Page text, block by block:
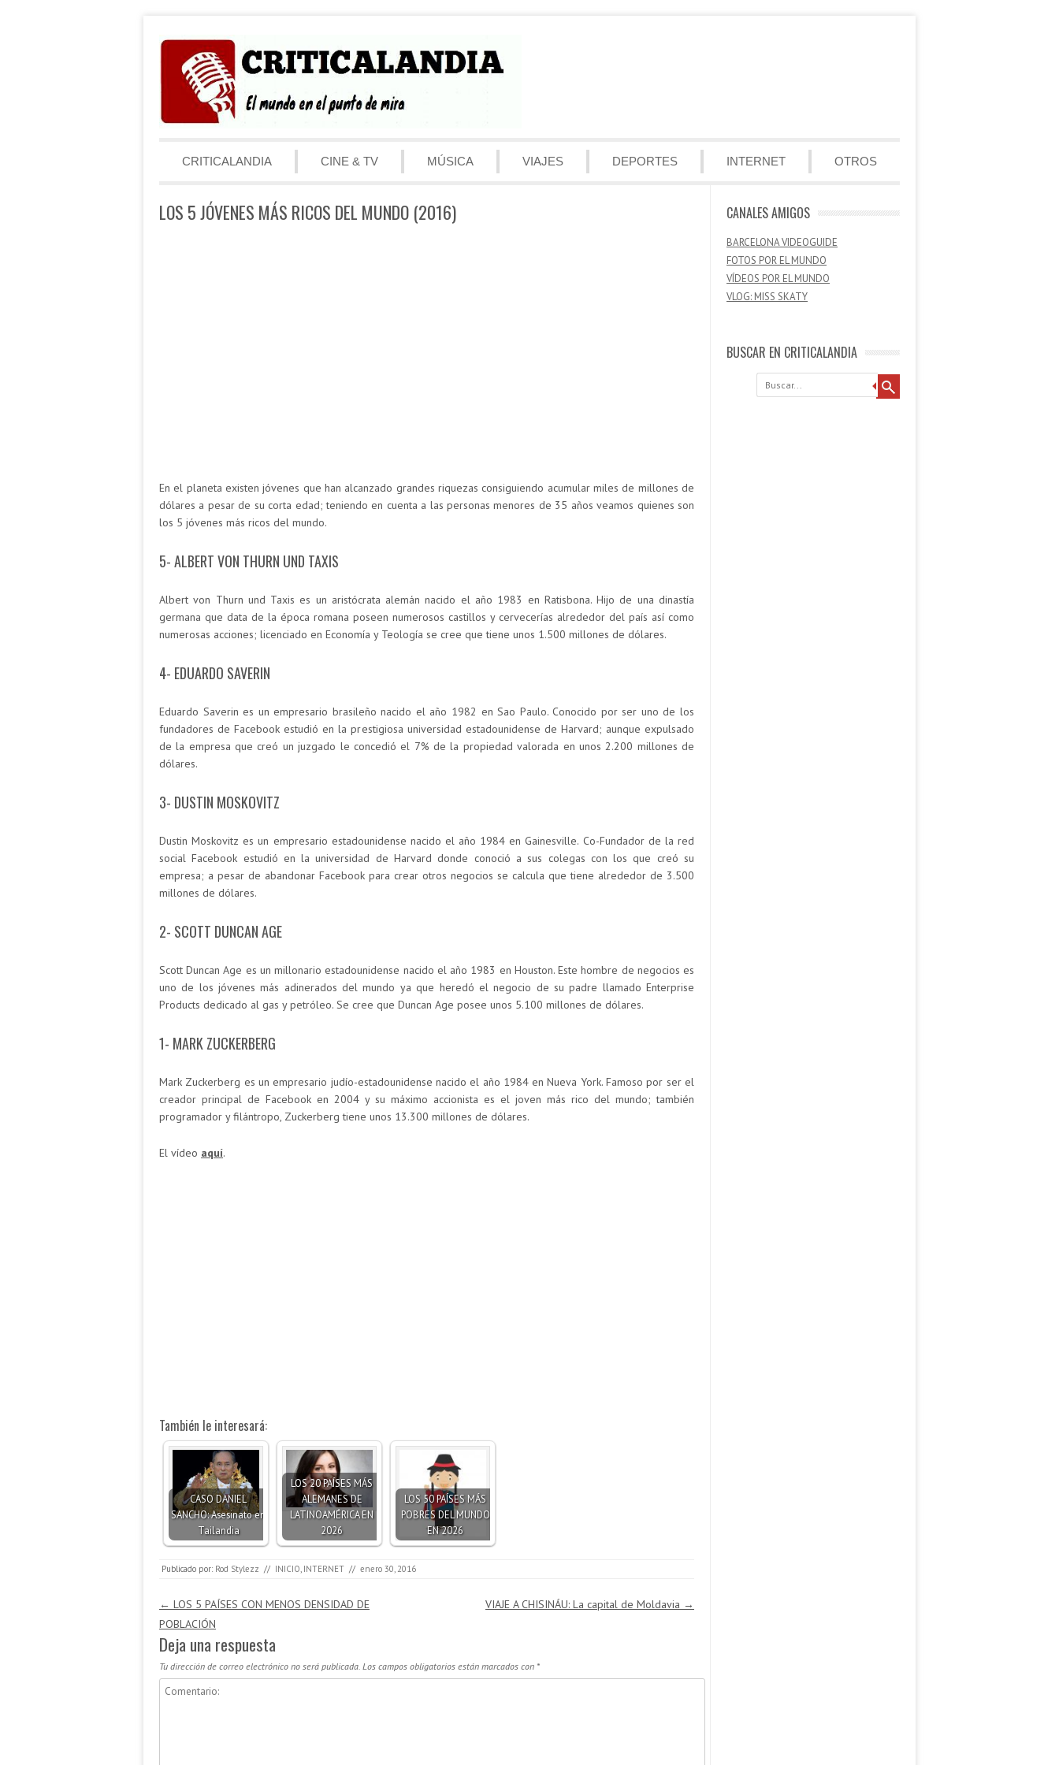
Menú
CRITICALANDIA
CINE & TV MÚSICA VIAJES DEPORTES INTERNET OTROS
LOS 5 JÓVENES MÁS RICOS DEL MUNDO (2016)
En el planeta existen jóvenes que han alcanzado grandes riquezas consiguiendo acumular miles de millones de
dólares a pesar de su corta edad; teniendo en cuenta a las personas menores de 35 años veamos quienes son
los 5 jóvenes más ricos del mundo.
5- ALBERT VON THURN UND TAXIS
Albert von Thurn und Taxis es un aristócrata alemán nacido el año 1983 en Ratisbona. Hijo de una dinastía
germana que data de la época romana poseen numerosos castillos y cervecerías alrededor del país así como
numerosas acciones; licenciado en Economía y Teología se cree que tiene unos 1.500 millones de dólares.
4- EDUARDO SAVERIN
Eduardo Saverin es un empresario brasileño nacido el año 1982 en Sao Paulo. Conocido por ser uno de los
fundadores de Facebook estudió en la prestigiosa universidad estadounidense de Harvard; aunque expulsado
de la empresa que creó un juzgado le concedió el 7% de la propiedad valorada en unos 2.200 millones de
dólares.
3- DUSTIN MOSKOVITZ
Dustin Moskovitz es un empresario estadounidense nacido el año 1984 en Gainesville. Co-Fundador de la red
social Facebook estudió en la universidad de Harvard donde conoció a sus colegas con los que creó su
empresa; a pesar de abandonar Facebook para crear otros negocios se calcula que tiene alrededor de 3.500
millones de dólares.
2- SCOTT DUNCAN AGE
Scott Duncan Age es un millonario estadounidense nacido el año 1983 en Houston. Este hombre de negocios es
uno de los jóvenes más adinerados del mundo ya que heredó el negocio de su padre llamado Enterprise
Products dedicado al gas y petróleo. Se cree que Duncan Age posee unos 5.100 millones de dólares.
1- MARK ZUCKERBERG
Mark Zuckerberg es un empresario judío-estadounidense nacido el año 1984 en Nueva York. Famoso por ser el
creador principal de Facebook en 2004 y su máximo accionista es el joven más rico del mundo; también
programador y filántropo, Zuckerberg tiene unos 13.300 millones de dólares.
El vídeo aquí.
También le interesará:
CASO DANIEL
SANCHO: Asesinato en
Tailandia
LOS 20 PAÍSES MÁS
ALEMANES DE
LATINOAMÉRICA EN
2026
LOS 50 PAÍSES MÁS
POBRES DEL MUNDO
EN 2026
Publicado por: Rod Stylezz // INICIO, INTERNET // enero 30, 2016
Navegación de entradas
← LOS 5 PAÍSES CON MENOS DENSIDAD DE
POBLACIÓN
VIAJE A CHISINÁU: La capital de Moldavia →
Deja una respuesta
Tu dirección de correo electrónico no será publicada. Los campos obligatorios están marcados con *
CANALES AMIGOS
BARCELONA VIDEOGUIDE
FOTOS POR EL MUNDO
VÍDEOS POR EL MUNDO
VLOG: MISS SKATY
BUSCAR EN CRITICALANDIA
Buscar